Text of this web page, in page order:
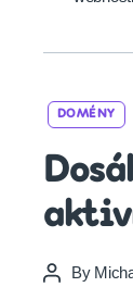
DOMÉNY
PostBy